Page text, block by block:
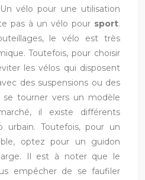
vélo pour une utilisation
pas à un vélo pour sport.
le vélo est très
Toutefois, pour choisir
les vélos qui disposent
des suspensions ou des
tourner vers un modèle
il existe différents
urbain. Toutefois, pour un
optez pour un guidon
Il est à noter que le
empêcher de se faufiler